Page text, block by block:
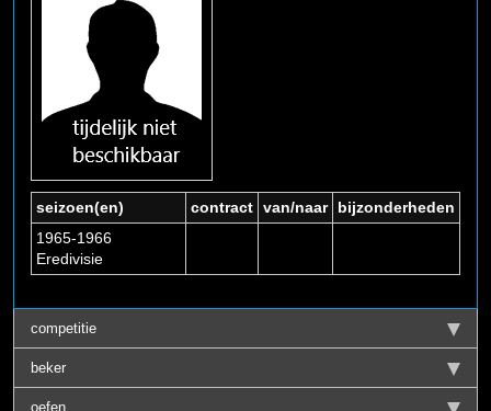
seizoen(en) contract van/naar
bijzonderheden
1965-1966
Eredivisie
competitie
beker
oefen